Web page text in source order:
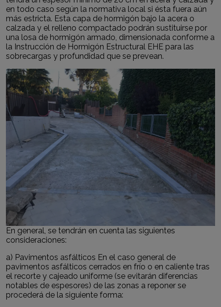
en todo caso según la normativa local si ésta fuera aún
más estricta. Esta capa de hormigón bajo la acera o
calzada y el relleno compactado podrán sustituirse por
una losa de hormigón armado, dimensionada conforme a
la Instrucción de Hormigón Estructural EHE para las
sobrecargas y profundidad que se prevean.
En general, se tendrán en cuenta las siguientes
consideraciones:
a) Pavimentos asfálticos En el caso general de
pavimentos asfálticos cerrados en frío o en caliente tras
el recorte y cajeado uniforme (se evitarán diferencias
notables de espesores) de las zonas a reponer se
procederá de la siguiente forma: